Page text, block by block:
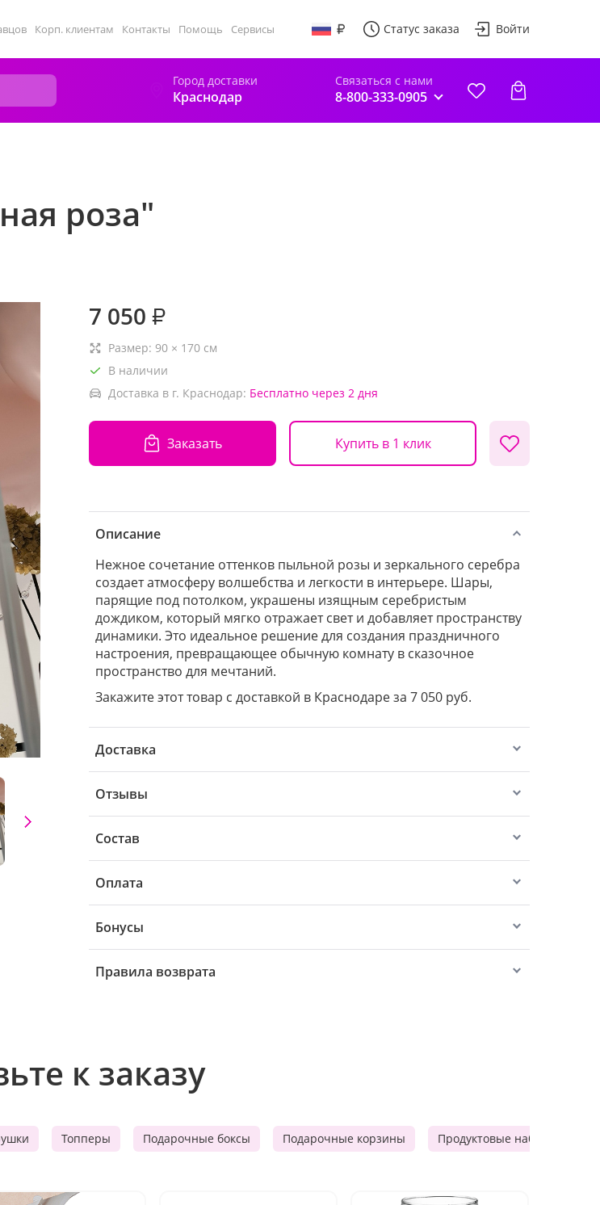
Корп. клиентам Контакты Помощь Сервисы Статус заказа Войти
Город доставки
Краснодар
Связаться с нами
8-800-333-0905
роза"
7 050 ₽
Размер: 90 × 170 см
В наличии
Доставка в г. Краснодар: Бесплатно через 2 дня
Заказать Купить в 1 клик
Описание
Нежное сочетание оттенков пыльной розы и зеркального серебра
создает атмосферу волшебства и легкости в интерьере. Шары,
парящие под потолком, украшены изящным серебристым
дождиком, который мягко отражает свет и добавляет пространству
динамики. Это идеальное решение для создания праздничного
настроения, превращающее обычную комнату в сказочное
пространство для мечтаний.
Закажите этот товар с доставкой в Краснодаре за 7 050 руб.
Доставка
Отзывы
Состав
Оплата
Бонусы
Правила возврата
к заказу
Топперы Подарочные боксы Подарочные корзины Продуктовые наборы